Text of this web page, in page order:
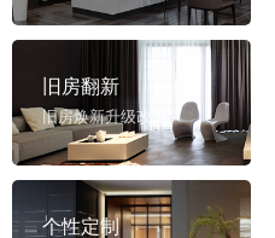
旧房翻新
旧房焕新升级改造
个性定制